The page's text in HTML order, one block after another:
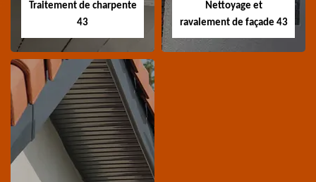
Traitement de charpente
43
Traitement de
charpente 43
Spécialiste en
traitement de
Nettoyage et
ravalement de façade 43